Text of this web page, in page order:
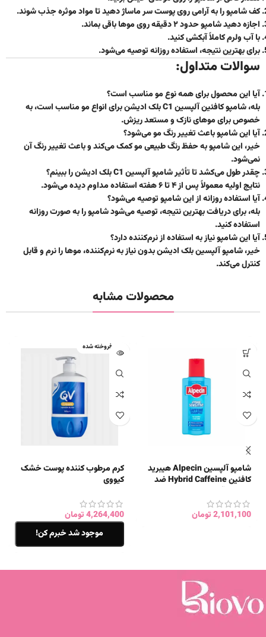
کف شامپو را به آرامی روی پوست سر ماساژ دهید تا مواد موثره جذب شوند.
اجازه دهید شامپو حدود۲ دقیقه
روی موها باقی بماند.
با آب ولرم کاملاً آبکشی کنید.
برای بهترین نتیجه، استفاده روزانه توصیه می‌شود.
سوالات متداول:
آیا این محصول برای همه نوع مو مناسب است؟
بله، شامپو کافئین آلپسین C1 بلک ادیشن برای انواع مو مناسب است، به
خصوص برای موهای نازک و مستعد ریزش.
آیا این شامپو باعث تغییر رنگ مو می‌شود؟
خیر، این شامپو به حفظ رنگ طبیعی مو کمک می‌کند و باعث تغییر رنگ آن
نمی‌شود.
چقدر طول می‌کشد تا تأثیر شامپو آلپسین C1 بلک ادیشن را ببینم؟
نتایج اولیه معمولاً پس از۴ تا ۶ هفته
استفاده مداوم دیده می‌شود.
آیا استفاده روزانه از این شامپو توصیه می‌شود؟
بله، برای دریافت بهترین نتیجه، توصیه می‌شود شامپو را به صورت روزانه
استفاده کنید.
آیا این شامپو نیاز به استفاده از نرم‌کننده دارد؟
خیر، شامپو آلپسین بلک ادیشن بدون نیاز به نرم‌کننده، موها را نرم و قابل
کنترل می‌کند.
محصولات مشابه
شامپو آلپسین Alpecin هیبرید
کافئین Hybrid Caffeine ضد
2,101,100تومان
فروخته شده
کرم مرطوب کننده پوست خشک
کیووی
4,264,400تومان
موجود شد خبرم کن!